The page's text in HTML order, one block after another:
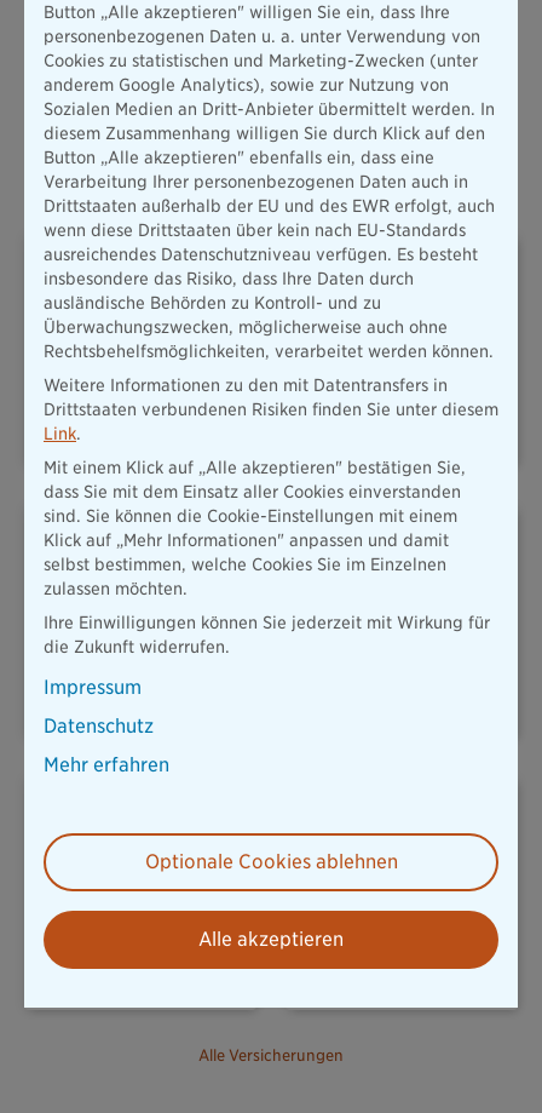
Alle Produkte
Mehr erfahren
Oft abgeschlossene Versicherungen
Alle Versicherungen
FÜR IHRE
ALTERSVORSORGE
KFZ & MOBILITÄT
REISERÜCKTRITT UNFALLVERSICHERUNG
Button „Alle akzeptieren" willigen Sie ein, dass Ihre
personenbezogenen Daten u. a. unter Verwendung von
Cookies zu statistischen und Marketing-Zwecken (unter
anderem Google Analytics), sowie zur Nutzung von
Sozialen Medien an Dritt-Anbieter übermittelt werden. In
diesem Zusammenhang willigen Sie durch Klick auf den
Button „Alle akzeptieren" ebenfalls ein, dass eine
Verarbeitung Ihrer personenbezogenen Daten auch in
Drittstaaten außerhalb der EU und des EWR erfolgt, auch
wenn diese Drittstaaten über kein nach EU-Standards
ausreichendes Datenschutzniveau verfügen. Es besteht
insbesondere das Risiko, dass Ihre Daten durch
ausländische Behörden zu Kontroll- und zu
Überwachungszwecken, möglicherweise auch ohne
Rechtsbehelfsmöglichkeiten, verarbeitet werden können.
Weitere Informationen zu den mit Datentransfers in
Drittstaaten verbundenen Risiken finden Sie unter diesem
Link.
Mit einem Klick auf „Alle akzeptieren" bestätigen Sie,
dass Sie mit dem Einsatz aller Cookies einverstanden
sind. Sie können die Cookie-Einstellungen mit einem
Klick auf „Mehr Informationen" anpassen und damit
selbst bestimmen, welche Cookies Sie im Einzelnen
zulassen möchten.
Ihre Einwilligungen können Sie jederzeit mit Wirkung für
die Zukunft widerrufen.
Impressum
Datenschutz
Mehr erfahren
Optionale Cookies ablehnen
Alle akzeptieren